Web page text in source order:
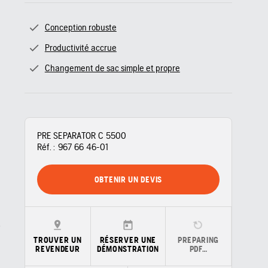
Conception robuste
Productivité accrue
Changement de sac simple et propre
PRE SEPARATOR C 5500
Réf. : 967 66 46‑01
OBTENIR UN DEVIS
TROUVER UN
REVENDEUR
RÉSERVER UNE
DÉMONSTRATION
PREPARING
PDF…